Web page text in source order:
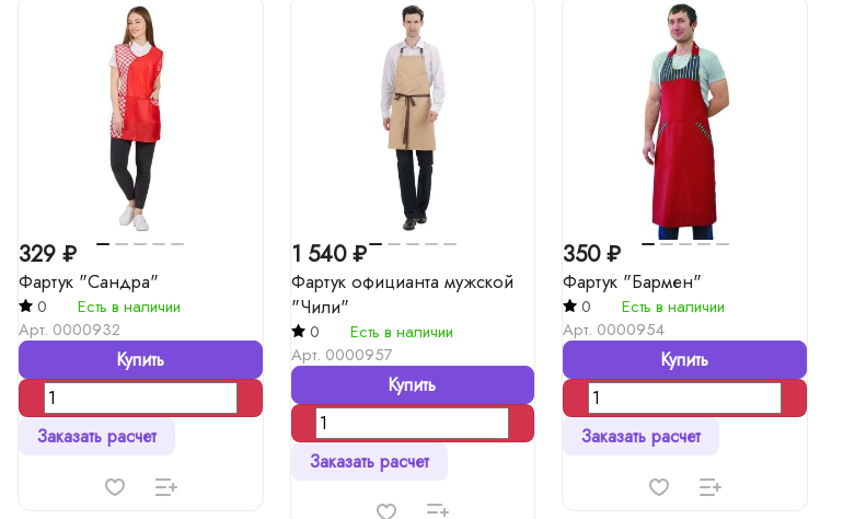
329 ₽
Фартук "Сандра"
0
Есть в наличии
Арт. 0000932
Купить
Заказать расчет
1 540 ₽
Фартук официанта мужской
"Чили"
0
Есть в наличии
Арт. 0000957
Купить
Заказать расчет
350 ₽
Фартук "Бармен"
0
Есть в наличии
Арт. 0000954
Купить
Заказать расчет